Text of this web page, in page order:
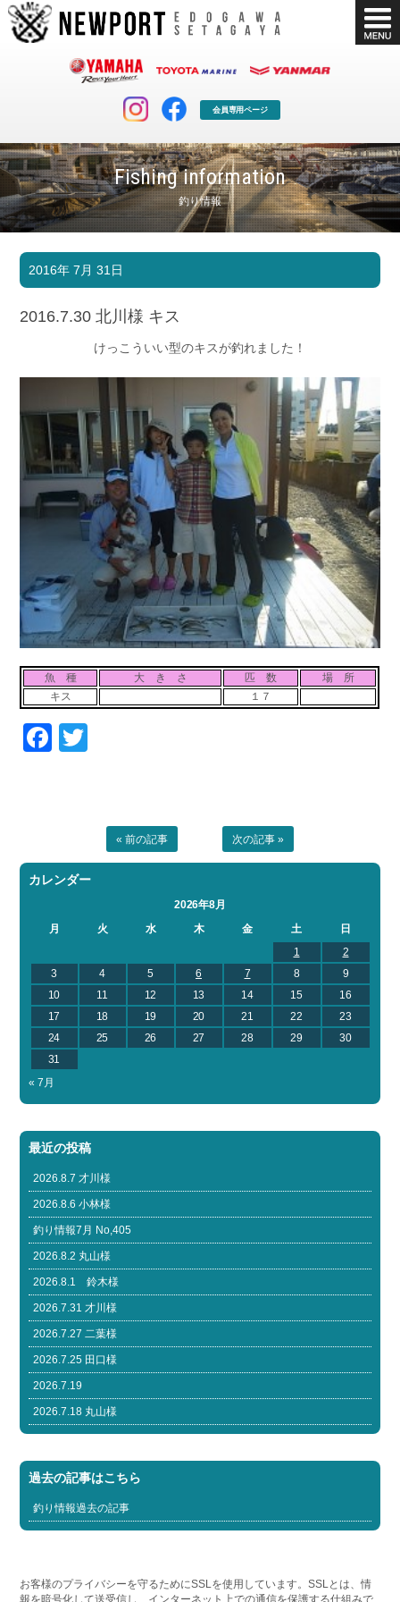
会員専用ページ
Fishing information
釣り情報
マリンクラブ
マリンライフを堪能したい！
ボート販売
ボート免許
長年の実績と信頼！
お問い合わせ
Contact us
会社概要
Company
採用情報
Recruit
リンク集
Link
2016年 7月 31日
2016.7.30 北川様 キス
けっこういい型のキスが釣れました！
魚 種 大 き さ 匹 数
場 所
キス
１７
Facebook
« 前の記事 次の記事 »
カレンダー
2026年8月
月
火 水 木 金 土
日
1
2
3
4 5 6 7 8
9
10
11 12 13 14 15
16
17
18 19 20 21 22
23
24
25 26 27 28 29
30
31
« 7月
最近の投稿
2026.8.7 才川様
2026.8.6 小林様
釣り情報7月 No,405
2026.8.2 丸山様
2026.8.1 鈴木様
2026.7.31 才川様
2026.7.27 二葉様
2026.7.25 田口様
2026.7.19
2026.7.18 丸山様
過去の記事はこちら
釣り情報過去の記事
お客様のプライバシーを守るためにSSLを使用しています。SSLとは、情
報を暗号化して送受信し、インターネット上での通信を保護する仕組みで